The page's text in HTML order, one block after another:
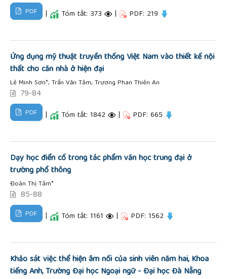
PDF | Tóm tắt: 373 | PDF: 219
Ứng dụng mỹ thuật truyền thống Việt Nam vào thiết kế nội
thất cho căn nhà ở hiện đại
Lê Minh Sơn*; Trần Văn Tâm; Trương Phan Thiên An
79-84
PDF | Tóm tắt: 1842 | PDF: 665
Dạy học điển cố trong tác phẩm văn học trung đại ở
trường phổ thông
Đoàn Thị Tâm*
85-88
PDF | Tóm tắt: 1161 | PDF: 1562
Khảo sát việc thể hiện âm nối của sinh viên năm hai, Khoa
tiếng Anh, Trường Đại học Ngoại ngữ - Đại học Đà Nẵng